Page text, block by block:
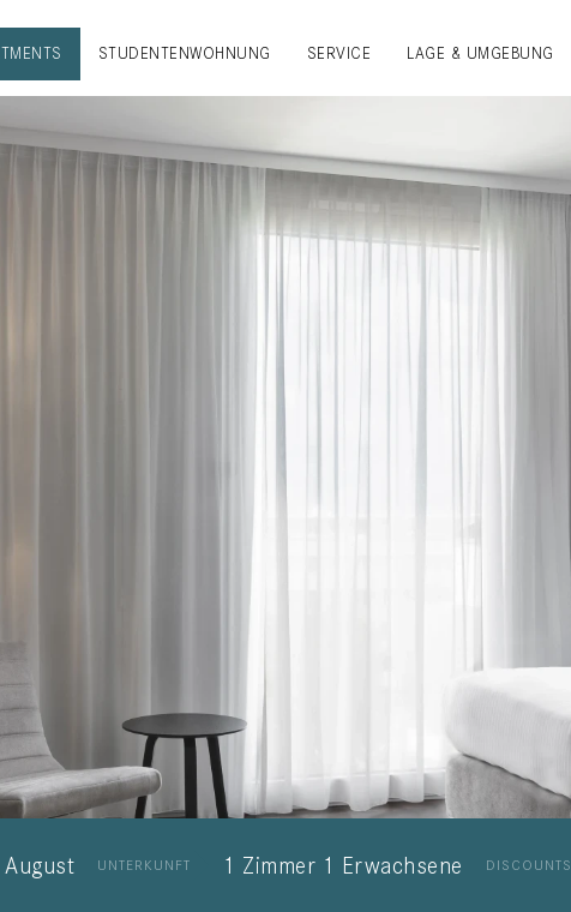
STUDENTENWOHNUNG SERVICE LAGE & UMGEBUNG
August UNTERKUNFT 1 Zimmer 1 Erwachsene DISCOUNTS